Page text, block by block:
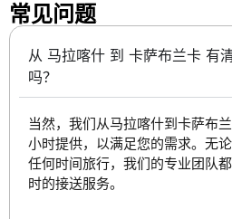
常见问题 ​
从 马拉喀什 到 卡萨布兰卡 有
吗？
当然，我们从马拉喀什到卡萨布
小时提供，以满足您的需求。无
任何时间旅行，我们的专业团队
时的接送服务。